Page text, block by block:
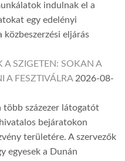
indulnak el a
egy edelényi
közbeszerzési eljárás
A SZIGETEN: SOKAN A
A FESZTIVÁLRA 2026-08-
több százezer látogatót
bejáratokon
területére. A szervezők
egyesek a Dunán